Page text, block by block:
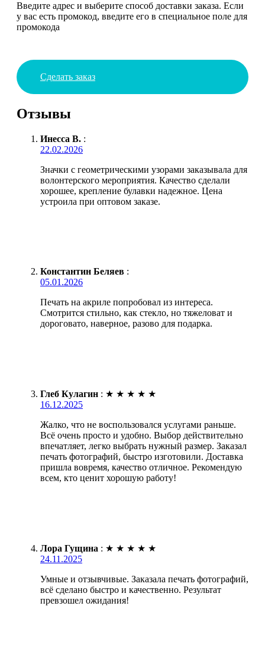
Введите адрес и выберите способ доставки заказа. Если
у вас есть промокод, введите его в специальное поле для
промокода
Сделать заказ
Отзывы
Инесса В. :
22.02.2026
Значки с геометрическими узорами заказывала для
волонтерского мероприятия. Качество сделали
хорошее, крепление булавки надежное. Цена
устроила при оптовом заказе.
Константин Беляев :
05.01.2026
Печать на акриле попробовал из интереса.
Смотрится стильно, как стекло, но тяжеловат и
дороговато, наверное, разово для подарка.
Глеб Кулагин : ★ ★ ★ ★ ★
16.12.2025
Жалко, что не воспользовался услугами раньше.
Всё очень просто и удобно. Выбор действительно
впечатляет, легко выбрать нужный размер. Заказал
печать фотографий, быстро изготовили. Доставка
пришла вовремя, качество отличное. Рекомендую
всем, кто ценит хорошую работу!
Лора Гущина : ★ ★ ★ ★ ★
24.11.2025
Умные и отзывчивые. Заказала печать фотографий,
всё сделано быстро и качественно. Результат
превзошел ожидания!